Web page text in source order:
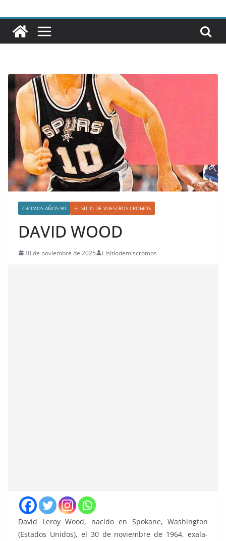
CROMOS AÑOS 90 EL SITIO DE VUESTROS CROMOS
DAVID WOOD
30 de noviembre de 2025 Elsitiodemiscromos
David Leroy Wood, nacido en Spokane, Washington
(Estados Unidos), el 30 de noviembre de 1964, exala-